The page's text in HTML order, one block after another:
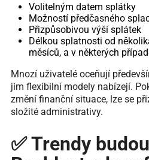
Volitelným datem splátky
Možností předčasného
Přizpůsobivou výší splátek
Délkou splatnosti od
měsíců, a v některých
Mnozí uživatelé oceňují
jim flexibilní modely nabízejí.
změní finanční situace, lze se
složité administrativy.
✅ Trendy